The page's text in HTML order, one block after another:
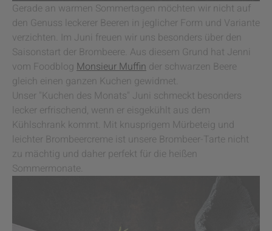
Gerade an warmen Sommertagen möchten wir nicht auf
den Genuss leckerer Beeren in jeglicher Form und Variante
verzichten. Im Juni freuen wir uns besonders über den
Saisonstart der Brombeere. Aus diesem Grund hat Jenni
vom Foodblog Monsieur Muffin der schwarzen Beere
gleich einen ganzen Kuchen gewidmet.
Unser "Kuchen des Monats" Juni schmeckt besonders
lecker erfrischend, wenn er eisgekühlt aus dem
Kühlschrank kommt. Mit knusprigem Mürbeteig und
leichter Brombeercreme ist unsere Brombeer-Tarte nicht
zu mächtig und daher perfekt für die heißen
Sommermonate.